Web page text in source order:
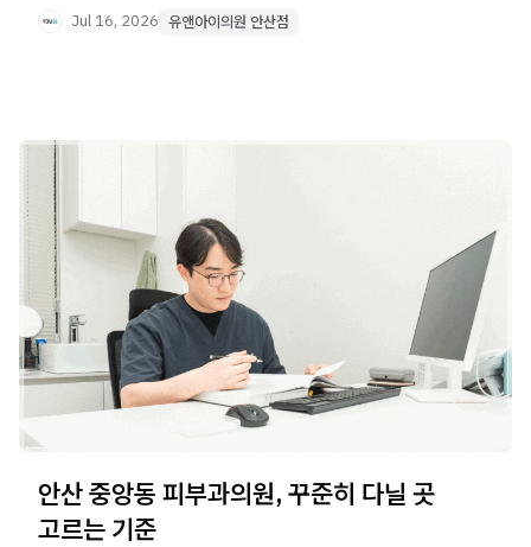
Jul 16, 2026 유앤아이의원 안산점
안산 중앙동 피부과의원, 꾸준히 다닐 곳
고르는 기준